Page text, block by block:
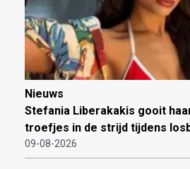
Nieuws
Stefania Liberakakis gooit
troefjes in de strijd tijdens
09-08-2026